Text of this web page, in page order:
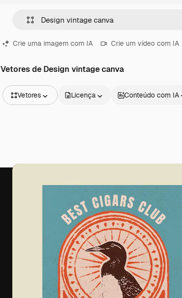
Crie uma imagem com IA Crie um vídeo com IA
Vetores de Design vintage canva
Vetores
Vídeos
Licença Conteúdo com IA
A plataforma criativa para você direcionar
seu melhor trabalho. Mais de 1 milhão de
assinantes entre criativos, empresas,
agências e estúdios.
Português